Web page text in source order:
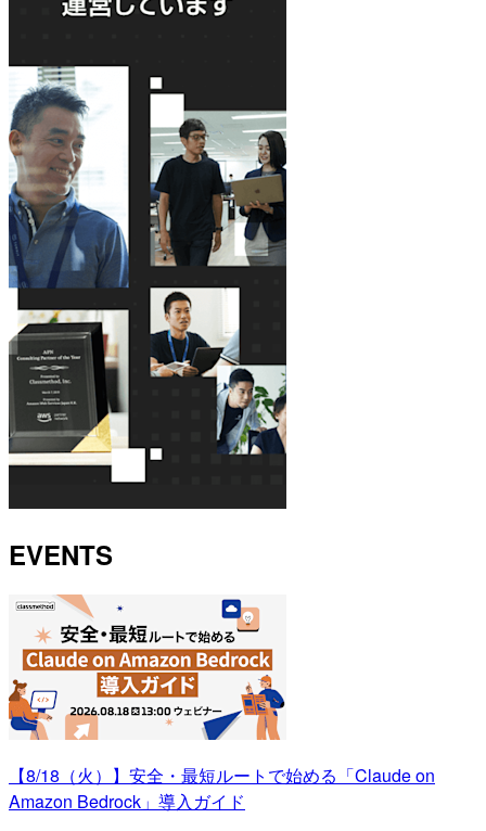
EVENTS
【8/18（火）】安全・最短ルートで始める「Claude on
Amazon Bedrock」導入ガイド